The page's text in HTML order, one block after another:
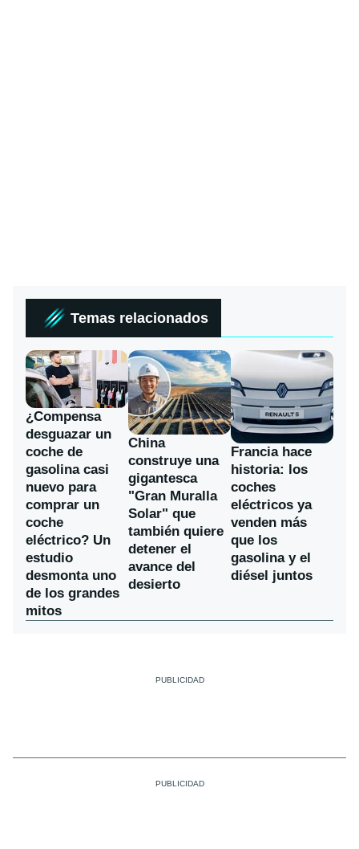
Temas relacionados
¿Compensa
desguazar un
coche de
gasolina casi
nuevo para
comprar un
coche
eléctrico? Un
estudio
desmonta uno
de los grandes
mitos
China
construye una
gigantesca
"Gran Muralla
Solar" que
también quiere
detener el
avance del
desierto
Francia hace
historia: los
coches
eléctricos ya
venden más
que los
gasolina y el
diésel juntos